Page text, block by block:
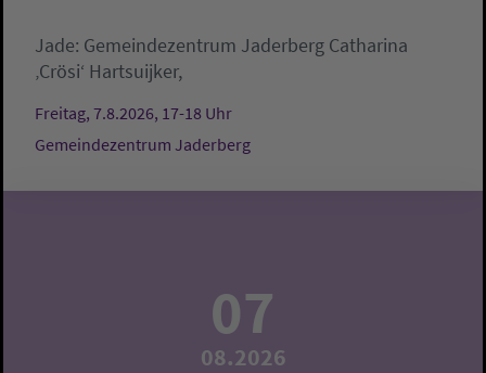
Jade: Gemeindezentrum Jaderberg Catharina
‚Crösi‘ Hartsuijker,
Freitag, 7.8.2026, 17-18 Uhr
Gemeindezentrum Jaderberg
07
08.2026